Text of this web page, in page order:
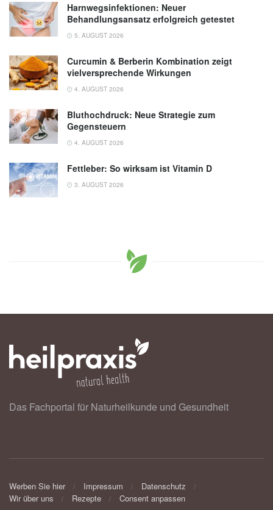
Harnwegsinfektionen: Neuer
Behandlungsansatz erfolgreich getestet
5. AUGUST 2026
Curcumin & Berberin Kombination zeigt
vielversprechende Wirkungen
4. AUGUST 2026
Bluthochdruck: Neue Strategie zum
Gegensteuern
4. AUGUST 2026
Fettleber: So wirksam ist Vitamin D
3. AUGUST 2026
Das Fachportal für Naturheilkunde und Gesundheit
Werben Sie hier Impressum
Datenschutz
Wir über uns
Rezepte Consent anpassen